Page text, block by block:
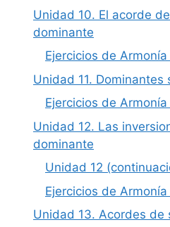
Unidad 10. El acorde
dominante
Ejercicios de Armonía
Unidad 11. Dominantes
Ejercicios de Armonía
Unidad 12. Las
dominante
Unidad 12
Ejercicios de Armonía
Unidad 13. Acordes de